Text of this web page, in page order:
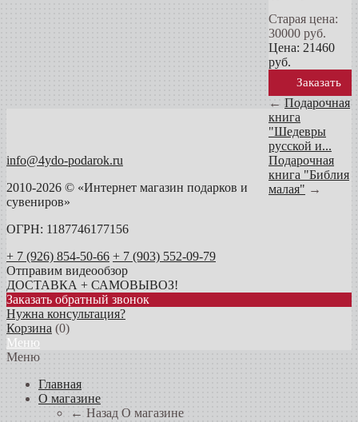
Старая цена:
30000 руб.
Цена: 21460
руб.
Заказать
← Подарочная
книга
"Шедевры
русской и...
Подарочная
книга "Библия
малая" →
info@4ydo-podarok.ru
2010-2026 © «Интернет магазин подарков и
сувениров»
ОГРН: 1187746177156
+ 7 (926) 854-50-66 + 7 (903) 552-09-79
Отправим видеообзор
ДОСТАВКА + САМОВЫВОЗ!
Заказать обратный звонок
Нужна консультация?
Корзина (0)
Меню
Меню
Главная
О магазине
← Назад О магазине